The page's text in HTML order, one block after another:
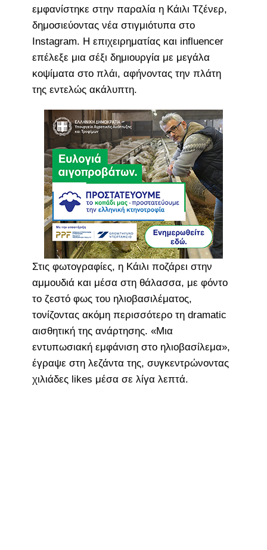
εμφανίστηκε στην παραλία η Κάιλι Τζένερ,
δημοσιεύοντας νέα στιγμιότυπα στο
Instagram. Η επιχειρηματίας και influencer
επέλεξε μια σέξι δημιουργία με μεγάλα
κοψίματα στο πλάι, αφήνοντας την πλάτη
της εντελώς ακάλυπτη.
Στις φωτογραφίες, η Κάιλι ποζάρει στην
αμμουδιά και μέσα στη θάλασσα, με φόντο
το ζεστό φως του ηλιοβασιλέματος,
τονίζοντας ακόμη περισσότερο τη dramatic
αισθητική της ανάρτησης. «Μια
εντυπωσιακή εμφάνιση στο ηλιοβασίλεμα»,
έγραψε στη λεζάντα της, συγκεντρώνοντας
χιλιάδες likes μέσα σε λίγα λεπτά.